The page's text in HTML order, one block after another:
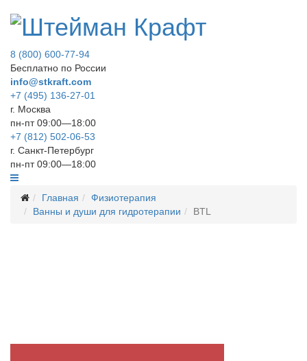
8 (800) 600-77-94
Бесплатно по России
info@stkraft.com
+7 (495) 136-27-01
г. Москва
пн-пт 09:00—18:00
+7 (812) 502-06-53
г. Санкт-Петербург
пн-пт 09:00—18:00
Главная
Физиотерапия
Ванны и души для гидротерапии
BTL